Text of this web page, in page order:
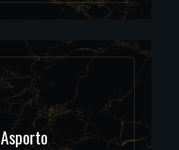
Asporto